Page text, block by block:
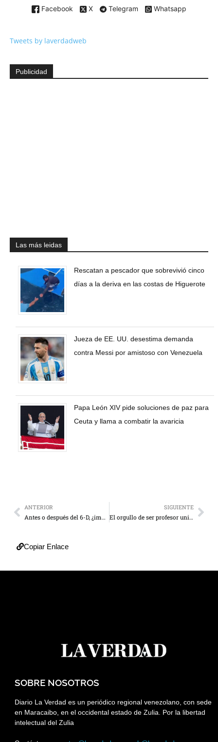
Facebook X Telegram Whatsapp
Tweets by laverdadweb
Publicidad
Las más leidas
Rescatan a pescador que sobrevivió cinco
días a la deriva en las costas de Higuerote
Jueza de EE. UU. desestima demanda
contra Messi por amistoso con Venezuela
Papa León XIV pide soluciones de paz para
Ceuta y llama a combatir la avaricia
ANTERIOR
Antes o después del 6-D, ¿importa?
SIGUIENTE
El orgullo de ser profesor universitario
Copiar Enlace
SOBRE NOSOTROS
Diario La Verdad es un periódico regional venezolano, con sede
en Maracaibo, en el occidental estado de Zulia. Por la libertad
intelectual del Zulia